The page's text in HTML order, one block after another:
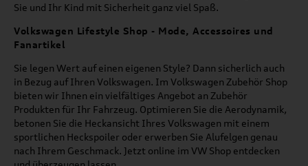
Sie und Ihr Kind mit Sicherheit ganz viel Spaß.
Volkswagen Lifestyle Shop - Mode, Accessoires und
Fanartikel
Sie legen Wert auf einen eigenen Style? Dann sicherlich auch
in Bezug auf Ihren Volkswagen. Im Volkswagen Zubehör Shop
bieten wir Ihnen ein vielfältiges Angebot an Zubehör
Produkten für Ihr Fahrzeug. Optimieren Sie die Aerodynamik,
betonen Sie die Heckansicht Ihres Volkswagen mit einem
sportlichen Heckspoiler oder erwerben Sie Alufelgen genau
nach Ihrem Geschmack. Jetzt online im VW Shop entdecken